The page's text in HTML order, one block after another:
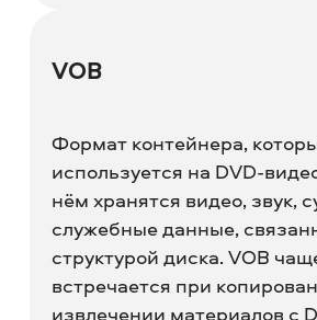
VOB
Формат контейнера,
используется на DVD-
нём хранятся видео, звук,
служебные данные,
структурой диска. VOB
встречается при
извлечении материалов с